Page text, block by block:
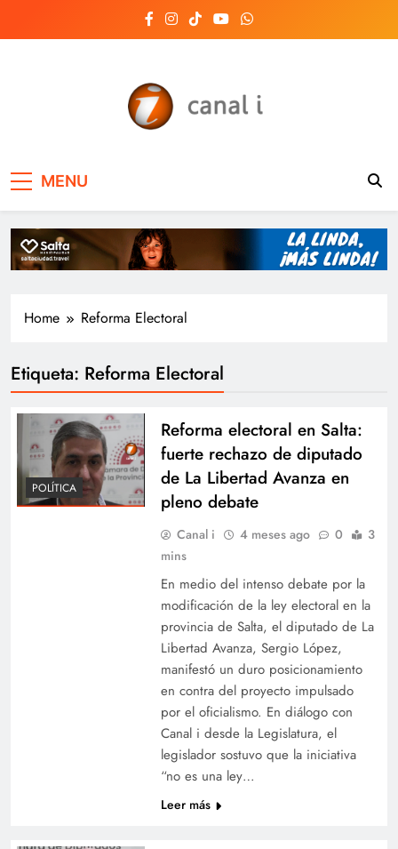
Salta, Argentina y el
mundo, las 24 horas
del día
MENU
Home Reforma Electoral
Etiqueta: Reforma Electoral
POLÍTICA
Reforma electoral en Salta:
fuerte rechazo de diputado
de La Libertad Avanza en
pleno debate
Canal i 4 meses ago 0
3
mins
En medio del intenso debate por la
modificación de la ley electoral en la
provincia de Salta, el diputado de La
Libertad Avanza, Sergio López,
manifestó un duro posicionamiento
en contra del proyecto impulsado
por el oficialismo. En diálogo con
Canal i desde la Legislatura, el
legislador sostuvo que la iniciativa
“no es una ley…
Leer más